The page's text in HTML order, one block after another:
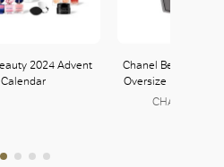
2024 Advent
Calendar
Chanel Beauté
Oversize
CHANEL